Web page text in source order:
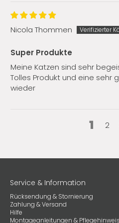
Nicola Thommen
Super Produkte
Meine Katzen sind sehr
Tolles Produkt und eine sehr
wieder
1 2
Service & Information
Rücksendung & Stornierung
Zahlung & Versand
Hilfe
Montageanleitungen &